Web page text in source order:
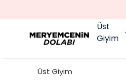
Üst
Giyim
Üst Giyim